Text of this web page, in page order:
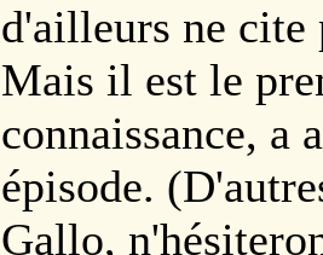
d'ailleurs ne cite
Mais il est le
connaissance, a
épisode.
Gallo,